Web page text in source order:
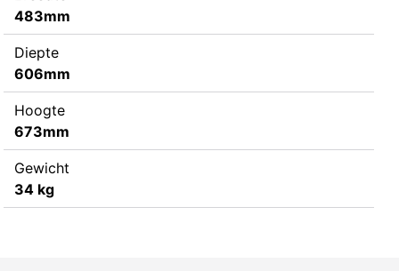
483mm
Diepte
606mm
Hoogte
673mm
Gewicht
34 kg